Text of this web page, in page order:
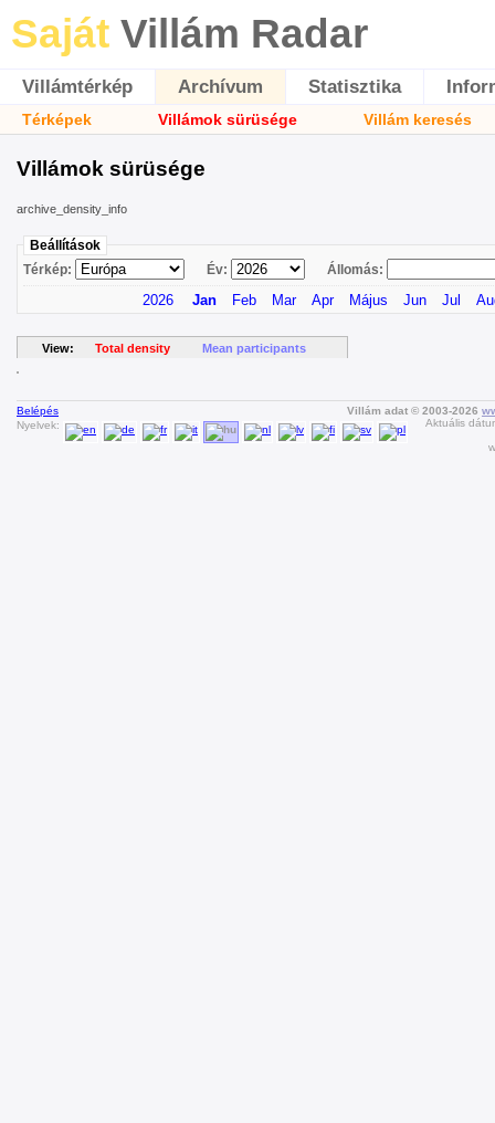
Saját Villám Radar
Villámtérkép Archívum Statisztika
Térképek Villámok sürüsége Villám keresés
Villámok sürüsége
archive_density_info
Beállítások
Térkép:
Év: Állomás:
2026 Jan Feb Mar Apr Május Jun Jul
View: Total density Mean participants
Belépés
Nyelvek:
Villám adat © 2003-2026
Aktuális